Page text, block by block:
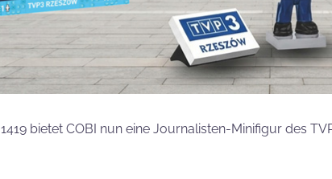
bietet COBI nun eine Journalisten-Minifigur des